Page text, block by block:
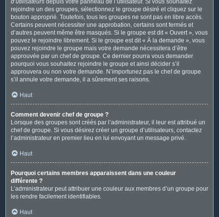
d’utilisateurs depuis votre panneau de l’utilisateur. Si vous souhaitez
rejoindre un des groupes, sélectionnez le groupe désiré et cliquez sur le
bouton approprié. Toutefois, tous les groupes ne sont pas en libre accès.
Certains peuvent nécessiter une approbation, certains sont fermés et
d’autres peuvent même être masqués. Si le groupe est dit « Ouvert », vous
pouvez le rejoindre librement. Si le groupe est dit « À la demande », vous
pouvez rejoindre le groupe mais votre demande nécessitera d’être
approuvée par un chef de groupe. Ce dernier pourra vous demander
pourquoi vous souhaitez rejoindre le groupe et ainsi décider s’il
approuvera ou non votre demande. N’importunez pas le chef de groupe
s’il annule votre demande, il a sûrement ses raisons.
Haut
Comment devenir chef de groupe ?
Lorsque des groupes sont créés par l’administrateur, il leur est attribué un
chef de groupe. Si vous désirez créer un groupe d’utilisateurs, contactez
l’administrateur en premier lieu en lui envoyant un message privé.
Haut
Pourquoi certains membres apparaissent dans une couleur
différente ?
L’administrateur peut attribuer une couleur aux membres d’un groupe pour
les rendre facilement identifiables.
Haut